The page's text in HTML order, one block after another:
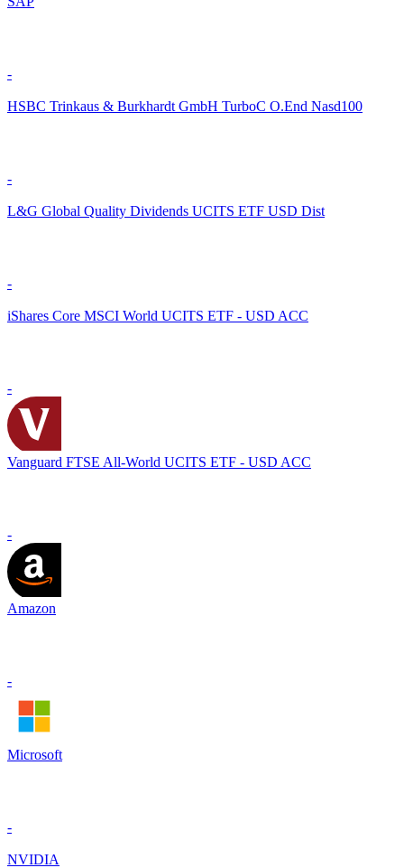
-
HSBC Trinkaus & Burkhardt GmbH TurboC O.End Nasd100
-
L&G Global Quality Dividends UCITS ETF USD Dist
-
iShares Core MSCI World UCITS ETF - USD ACC
-
Vanguard FTSE All-World UCITS ETF - USD ACC
-
Amazon
-
Microsoft
-
NVIDIA